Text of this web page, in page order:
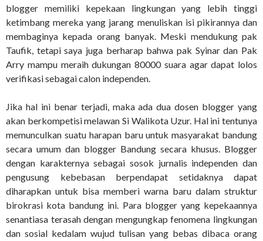
blogger memiliki kepekaan lingkungan yang lebih tinggi
ketimbang mereka yang jarang menuliskan isi pikirannya dan
membaginya kepada orang banyak. Meski mendukung pak
Taufik, tetapi saya juga berharap bahwa pak Syinar dan Pak
Arry mampu meraih dukungan 80000 suara agar dapat lolos
verifikasi sebagai calon independen.
Jika hal ini benar terjadi, maka ada dua dosen blogger yang
akan berkompetisi melawan Si Walikota Uzur. Hal ini tentunya
memunculkan suatu harapan baru untuk masyarakat bandung
secara umum dan blogger Bandung secara khusus. Blogger
dengan karakternya sebagai sosok jurnalis independen dan
pengusung kebebasan berpendapat setidaknya dapat
diharapkan untuk bisa memberi warna baru dalam struktur
birokrasi kota bandung ini. Para blogger yang kepekaannya
senantiasa terasah dengan mengungkap fenomena lingkungan
dan sosial kedalam wujud tulisan yang bebas dibaca orang